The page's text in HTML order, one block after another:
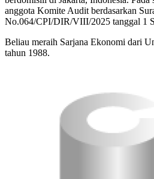
anggota Komite Audit berdasarkan
No.064/CPI/DIR/VIII/2025 tanggal 1
Beliau meraih Sarjana Ekonomi dari
tahun 1988.